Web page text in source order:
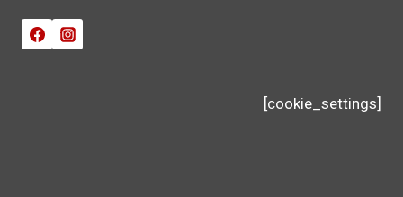
[cookie_settings]